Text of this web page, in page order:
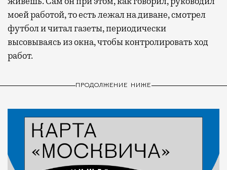
моей работой, то есть лежал на диване, смотрел
футбол и читал газеты, периодически
высовываясь из окна, чтобы контролировать ход
работ.
ПРОДОЛЖЕНИЕ НИЖЕ